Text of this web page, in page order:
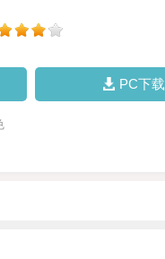
PC下载